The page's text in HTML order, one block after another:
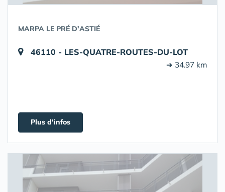
MARPA LE PRÉ D'ASTIÉ
46110 - LES-QUATRE-ROUTES-DU-LOT
➔ 34.97 km
Plus d'infos